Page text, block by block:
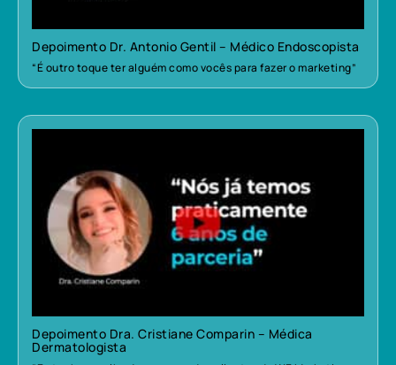
Depoimento Dr. Antonio Gentil – Médico Endoscopista
“É outro toque ter alguém como vocês para fazer o marketing”
Depoimento Dra. Cristiane Comparin – Médica
Dermatologista